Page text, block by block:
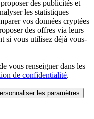
des publicités et
les statistiques
vos données cryptées
des offres via leurs
si vous utilisez déjà vous-
vous renseigner dans les
de confidentialité.
les paramètres